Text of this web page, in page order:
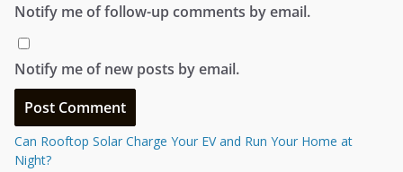
Notify me of follow-up comments by email.
Notify me of new posts by email.
Can Rooftop Solar Charge Your EV and Run Your Home at
Night?